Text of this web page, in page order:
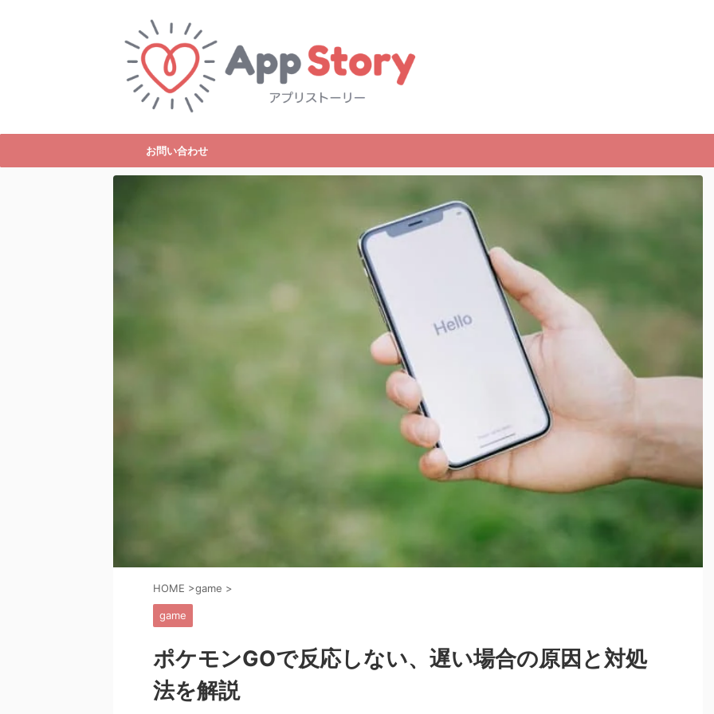
お問い合わせ
HOME >game >
game
ポケモンGOで反応しない、遅い場合の原因と対処
法を解説